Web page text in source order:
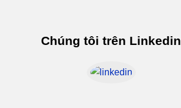
Chúng tôi trên Linkedin